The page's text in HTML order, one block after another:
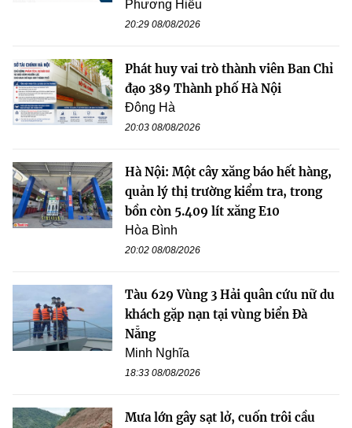
Phương Hiếu
20:29 08/08/2026
Phát huy vai trò thành viên Ban Chỉ
đạo 389 Thành phố Hà Nội
Đông Hà
20:03 08/08/2026
Hà Nội: Một cây xăng báo hết hàng,
quản lý thị trường kiểm tra, trong
bồn còn 5.409 lít xăng E10
Hòa Bình
20:02 08/08/2026
Tàu 629 Vùng 3 Hải quân cứu nữ du
khách gặp nạn tại vùng biển Đà
Nẵng
Minh Nghĩa
18:33 08/08/2026
Mưa lớn gây sạt lở, cuốn trôi cầu